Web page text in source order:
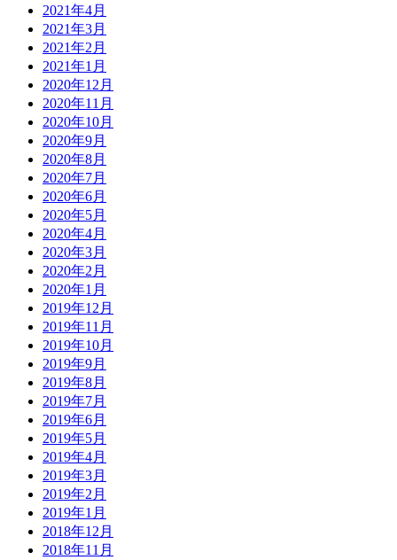
2021年4月
2021年3月
2021年2月
2021年1月
2020年12月
2020年11月
2020年10月
2020年9月
2020年8月
2020年7月
2020年6月
2020年5月
2020年4月
2020年3月
2020年2月
2020年1月
2019年12月
2019年11月
2019年10月
2019年9月
2019年8月
2019年7月
2019年6月
2019年5月
2019年4月
2019年3月
2019年2月
2019年1月
2018年12月
2018年11月